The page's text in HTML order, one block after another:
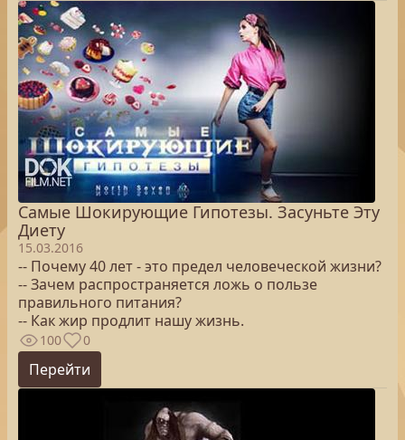
Самые Шокирующие Гипотезы. Засуньте Эту
Диету
15.03.2016
-- Почему 40 лет - это предел человеческой жизни?
-- Зачем распространяется ложь о пользе
правильного питания?
-- Как жир продлит нашу жизнь.
100 0
Перейти